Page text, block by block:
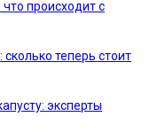
происходит с
теперь стоит
эксперты